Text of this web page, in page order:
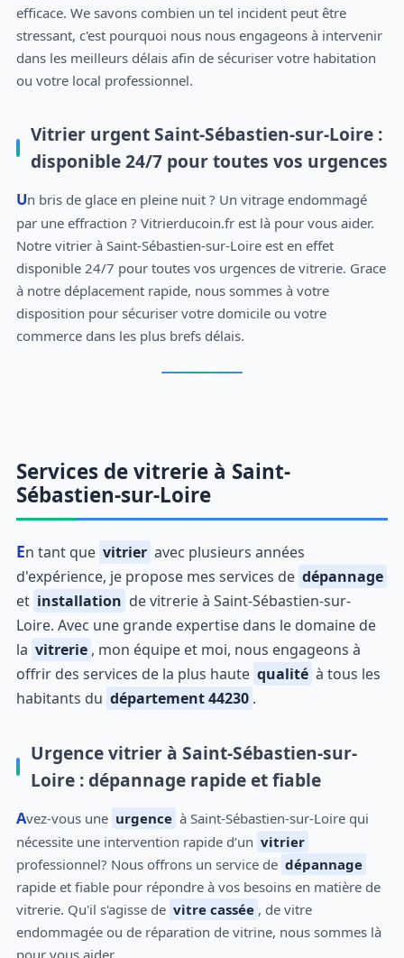
efficace. We savons combien un tel incident peut être
stressant, c'est pourquoi nous nous engageons à intervenir
dans les meilleurs délais afin de sécuriser votre habitation
ou votre local professionnel.
Vitrier urgent Saint-Sébastien-sur-Loire :
disponible 24/7 pour toutes vos urgences
Un bris de glace en pleine nuit ? Un vitrage endommagé
par une effraction ? Vitrierducoin.fr est là pour vous aider.
Notre vitrier à Saint-Sébastien-sur-Loire est en effet
disponible 24/7 pour toutes vos urgences de vitrerie. Grace
à notre déplacement rapide, nous sommes à votre
disposition pour sécuriser votre domicile ou votre
commerce dans les plus brefs délais.
Services de vitrerie à Saint-
Sébastien-sur-Loire
En tant que vitrier avec plusieurs années
d'expérience, je propose mes services de dépannage
et installation de vitrerie à Saint-Sébastien-sur-
Loire. Avec une grande expertise dans le domaine de
la vitrerie , mon équipe et moi, nous engageons à
offrir des services de la plus haute qualité à tous les
habitants du département 44230 .
Urgence vitrier à Saint-Sébastien-sur-
Loire : dépannage rapide et fiable
Avez-vous une urgence à Saint-Sébastien-sur-Loire qui
nécessite une intervention rapide d’un vitrier
professionnel? Nous offrons un service de dépannage
rapide et fiable pour répondre à vos besoins en matière de
vitrerie. Qu'il s'agisse de vitre cassée , de vitre
endommagée ou de réparation de vitrine, nous sommes là